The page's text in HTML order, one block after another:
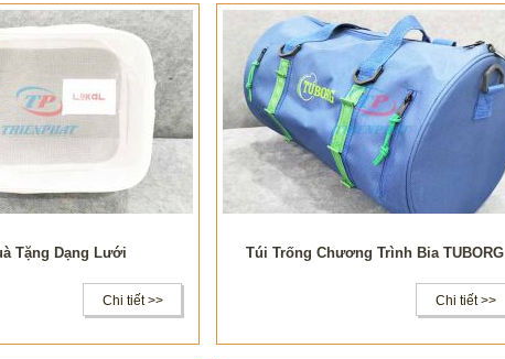
Tặng Dạng Lưới
Chi tiết >>
Túi Trống Chương Trình Bia TUBORG
Chi tiết >>